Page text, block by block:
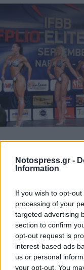
Notospress.gr -
Information
If you wish to opt-
processing of your
targeted advertising
section to confirm
opt-out request is
interest-based ads
us or personal
your opt-out. You